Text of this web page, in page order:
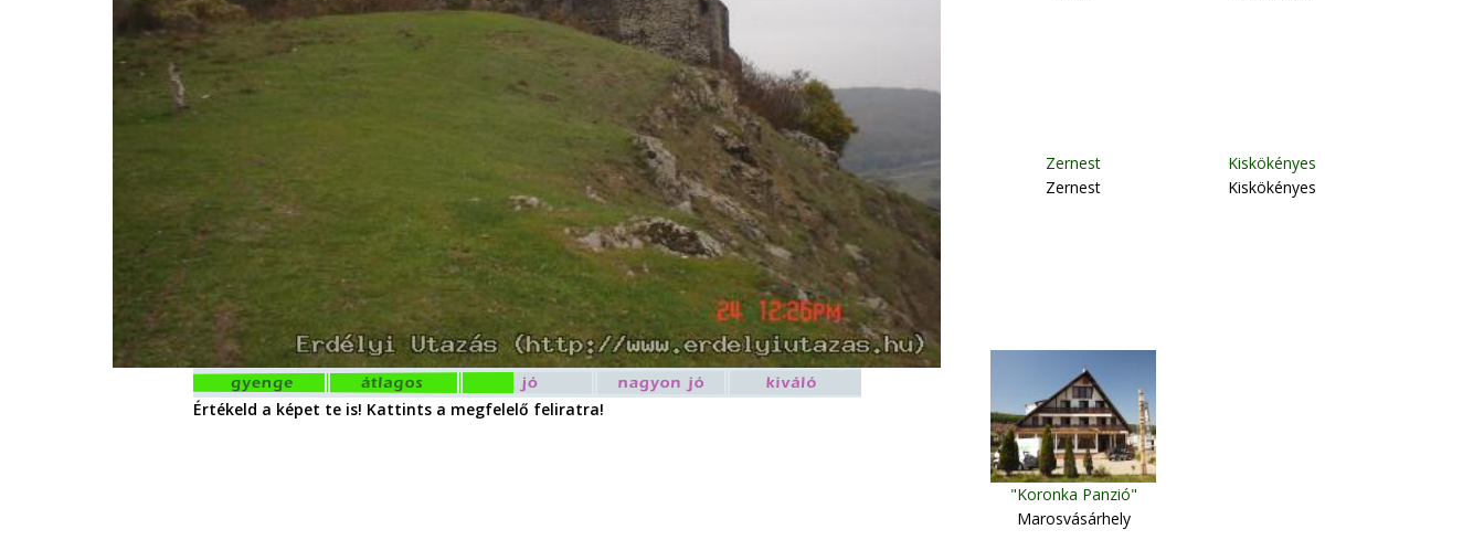
Értékeld a képet te is! Kattints a megfelelő feliratra!
Zernest
Zernest
Kiskökényes
Kiskökényes
"Koronka Panzió"
Marosvásárhely